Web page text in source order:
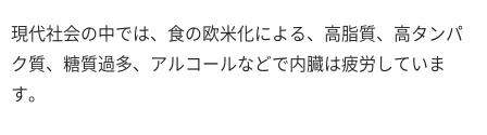
現代社会の中では、食の欧米化による、高脂質、高タンパ
ク質、糖質過多、アルコールなどで内臓は疲労していま
す。